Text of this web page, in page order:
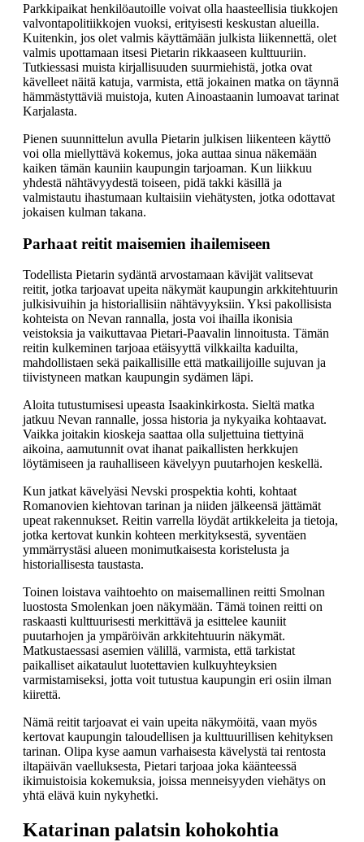
Parkkipaikat henkilöautoille voivat olla haasteellisia tiukkojen
valvontapolitiikkojen vuoksi, erityisesti keskustan alueilla.
Kuitenkin, jos olet valmis käyttämään julkista liikennettä, olet
valmis upottamaan itsesi Pietarin rikkaaseen kulttuuriin.
Tutkiessasi muista kirjallisuuden suurmiehistä, jotka ovat
kävelleet näitä katuja, varmista, että jokainen matka on täynnä
hämmästyttäviä muistoja, kuten Ainoastaanin lumoavat tarinat
Karjalasta.
Pienen suunnittelun avulla Pietarin julkisen liikenteen käyttö
voi olla miellyttävä kokemus, joka auttaa sinua näkemään
kaiken tämän kauniin kaupungin tarjoaman. Kun liikkuu
yhdestä nähtävyydestä toiseen, pidä takki käsillä ja
valmistautu ihastumaan kultaisiin viehätysten, jotka odottavat
jokaisen kulman takana.
Parhaat reitit maisemien ihailemiseen
Todellista Pietarin sydäntä arvostamaan kävijät valitsevat
reitit, jotka tarjoavat upeita näkymät kaupungin arkkitehtuurin
julkisivuihin ja historiallisiin nähtävyyksiin. Yksi pakollisista
kohteista on Nevan rannalla, josta voi ihailla ikonisia
veistoksia ja vaikuttavaa Pietari-Paavalin linnoitusta. Tämän
reitin kulkeminen tarjoaa etäisyyttä vilkkailta kaduilta,
mahdollistaen sekä paikallisille että matkailijoille sujuvan ja
tiivistyneen matkan kaupungin sydämen läpi.
Aloita tutustumisesi upeasta Isaakinkirkosta. Sieltä matka
jatkuu Nevan rannalle, jossa historia ja nykyaika kohtaavat.
Vaikka joitakin kioskeja saattaa olla suljettuina tiettyinä
aikoina, aamutunnit ovat ihanat paikallisten herkkujen
löytämiseen ja rauhalliseen kävelyyn puutarhojen keskellä.
Kun jatkat kävelyäsi Nevski prospektia kohti, kohtaat
Romanovien kiehtovan tarinan ja niiden jälkeensä jättämät
upeat rakennukset. Reitin varrella löydät artikkeleita ja tietoja,
jotka kertovat kunkin kohteen merkityksestä, syventäen
ymmärrystäsi alueen monimutkaisesta koristelusta ja
historiallisesta taustasta.
Toinen loistava vaihtoehto on maisemallinen reitti Smolnan
luostosta Smolenkan joen näkymään. Tämä toinen reitti on
raskaasti kulttuurisesti merkittävä ja esittelee kauniit
puutarhojen ja ympäröivän arkkitehtuurin näkymät.
Matkustaessasi asemien välillä, varmista, että tarkistat
paikalliset aikataulut luotettavien kulkuyhteyksien
varmistamiseksi, jotta voit tutustua kaupungin eri osiin ilman
kiirettä.
Nämä reitit tarjoavat ei vain upeita näkymöitä, vaan myös
kertovat kaupungin taloudellisen ja kulttuurillisen kehityksen
tarinan. Olipa kyse aamun varhaisesta kävelystä tai rentosta
iltapäivän vaelluksesta, Pietari tarjoaa joka käänteessä
ikimuistoisia kokemuksia, joissa menneisyyden viehätys on
yhtä elävä kuin nykyhetki.
Katarinan palatsin kohokohtia